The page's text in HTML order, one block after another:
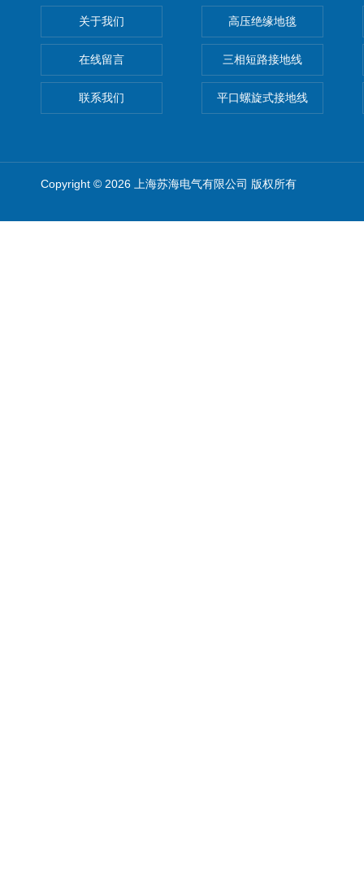
关于我们
在线留言
联系我们
高压绝缘地毯
三相短路接地线
平口螺旋式接地线
Copyright © 2026 上海苏海电气有限公司 版权所有